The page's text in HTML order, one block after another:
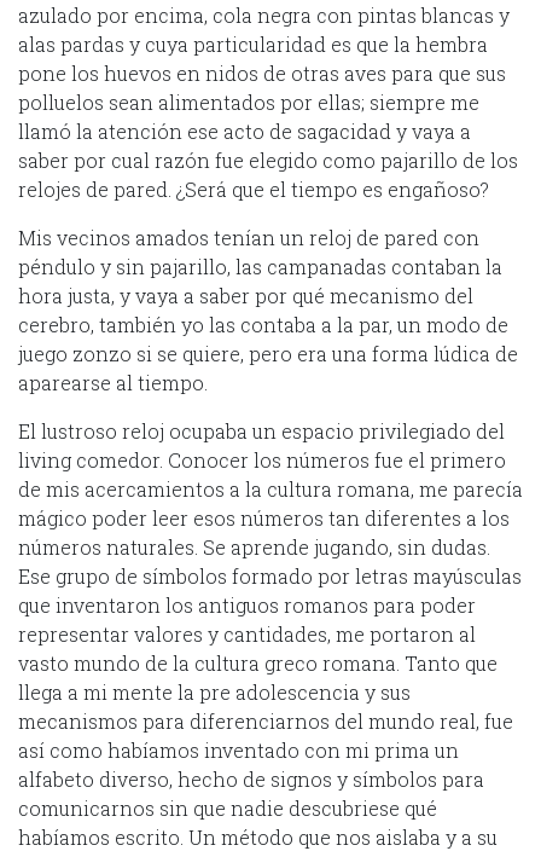
azulado por encima, cola negra con pintas blancas y
alas pardas y cuya particularidad es que la hembra
pone los huevos en nidos de otras aves para que sus
polluelos sean alimentados por ellas; siempre me
llamó la atención ese acto de sagacidad y vaya a
saber por cual razón fue elegido como pajarillo de los
relojes de pared. ¿Será que el tiempo es engañoso?
Mis vecinos amados tenían un reloj de pared con
péndulo y sin pajarillo, las campanadas contaban la
hora justa, y vaya a saber por qué mecanismo del
cerebro, también yo las contaba a la par, un modo de
juego zonzo si se quiere, pero era una forma lúdica de
aparearse al tiempo.
El lustroso reloj ocupaba un espacio privilegiado del
living comedor. Conocer los números fue el primero
de mis acercamientos a la cultura romana, me parecía
mágico poder leer esos números tan diferentes a los
números naturales. Se aprende jugando, sin dudas.
Ese grupo de símbolos formado por letras mayúsculas
que inventaron los antiguos romanos para poder
representar valores y cantidades, me portaron al
vasto mundo de la cultura greco romana. Tanto que
llega a mi mente la pre adolescencia y sus
mecanismos para diferenciarnos del mundo real, fue
así como habíamos inventado con mi prima un
alfabeto diverso, hecho de signos y símbolos para
comunicarnos sin que nadie descubriese qué
habíamos escrito. Un método que nos aislaba y a su